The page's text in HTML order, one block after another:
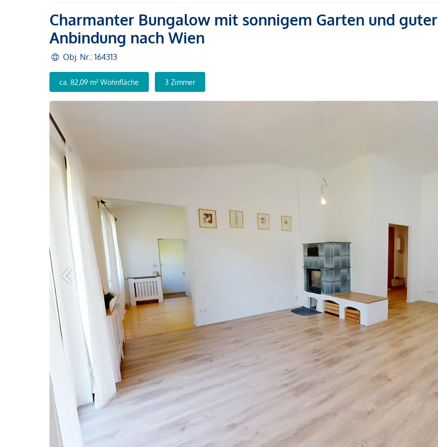
Charmanter Bungalow mit sonnigem Garten und guter
Anbindung nach Wien
Obj. Nr.: 164313
ca. 82,09 m² Wohnfläche 3 Zimmer